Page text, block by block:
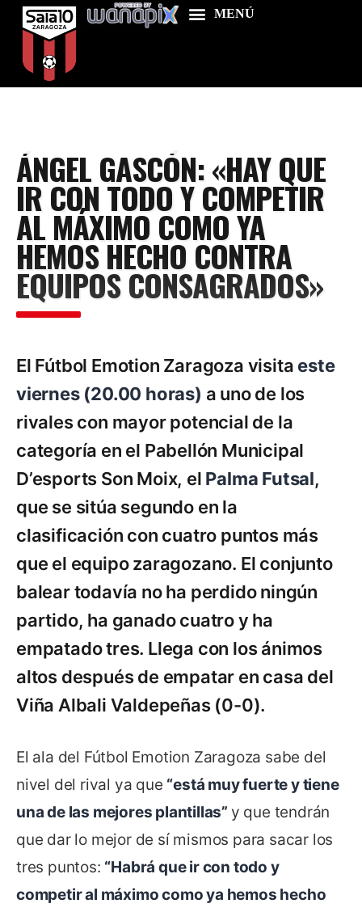
Food & Drink
Features
News
Contacts
ÁNGEL GASCÓN: «HAY QUE
IR CON TODO Y COMPETIR
AL MÁXIMO COMO YA
HEMOS HECHO CONTRA
EQUIPOS CONSAGRADOS»
El Fútbol Emotion Zaragoza visita este
viernes (20.00 horas) a uno de los
rivales con mayor potencial de la
categoría en el Pabellón Municipal
D’esports Son Moix, el Palma Futsal,
que se sitúa segundo en la
clasificación con cuatro puntos más
que el equipo zaragozano. El conjunto
balear todavía no ha perdido ningún
partido, ha ganado cuatro y ha
empatado tres. Llega con los ánimos
altos después de empatar en casa del
Viña Albali Valdepeñas (0-0).
El ala del Fútbol Emotion Zaragoza sabe del
nivel del rival ya que “está muy fuerte y tiene
una de las mejores plantillas” y que tendrán
que dar lo mejor de sí mismos para sacar los
tres puntos: “Habrá que ir con todo y
competir al máximo como ya hemos hecho